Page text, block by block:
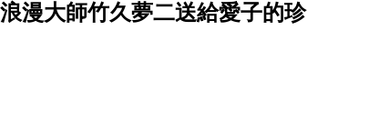
漫大師竹久夢二送給愛子的珍